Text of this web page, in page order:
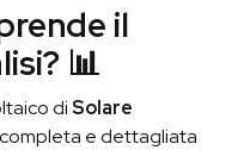
il
📊
diSolare
completa e dettagliata